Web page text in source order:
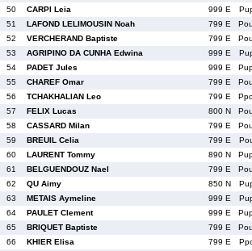
50
CARPI Leia 999 E
51
LAFOND LELIMOUSIN Noah 799 E
52
VERCHERAND Baptiste 799 E
53
AGRIPINO DA CUNHA Edwina 999 E
54
PADET Jules 999 E
55
CHAREF Omar 799 E
56
TCHAKHALIAN Leo 799 E
57
FELIX Lucas 800 N
58
CASSARD Milan 799 E
59
BREUIL Celia 799 E
60
LAURENT Tommy 890 N
61
BELGUENDOUZ Nael 799 E
62
QU Aimy 850 N
63
METAIS Aymeline 999 E
64
PAULET Clement 999 E
65
BRIQUET Baptiste 799 E
66
KHIER Elisa 799 E